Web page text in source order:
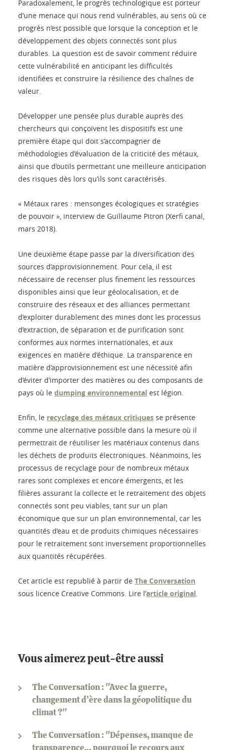
Paradoxalement, le progrès technologique est porteur
d’une menace qui nous rend vulnérables, au sens où ce
progrès n’est possible que lorsque la conception et le
développement des objets connectés sont plus
durables. La question est de savoir comment réduire
cette vulnérabilité en anticipant les difficultés
identifiées et construire la résilience des chaînes de
valeur.
Développer une pensée plus durable auprès des
chercheurs qui conçoivent les dispositifs est une
première étape qui doit s’accompagner de
méthodologies d’évaluation de la criticité des métaux,
ainsi que d’outils permettant une meilleure anticipation
des risques dès lors qu’ils sont caractérisés.
« Métaux rares : mensonges écologiques et stratégies
de pouvoir », interview de Guillaume Pitron (Xerfi canal,
mars 2018).
Une deuxième étape passe par la diversification des
sources d’approvisionnement. Pour cela, il est
nécessaire de recenser plus finement les ressources
disponibles ainsi que leur géolocalisation, et de
construire des réseaux et des alliances permettant
d’exploiter durablement des mines dont les processus
d’extraction, de séparation et de purification sont
conformes aux normes internationales, et aux
exigences en matière d’éthique. La transparence en
matière d’approvisionnement est une nécessité afin
d’éviter d’importer des matières ou des composants de
pays où le dumping environnemental est légion.
Enfin, le recyclage des métaux critiques se présente
comme une alternative possible dans la mesure où il
permettrait de réutiliser les matériaux contenus dans
les déchets de produits électroniques. Néanmoins, les
processus de recyclage pour de nombreux métaux
rares sont complexes et encore émergents, et les
filières assurant la collecte et le retraitement des objets
connectés sont peu viables, tant sur un plan
économique que sur un plan environnemental, car les
quantités d’eau et de produits chimiques nécessaires
pour le retraitement sont inversement proportionnelles
aux quantités récupérées.
Cet article est republié à partir de The Conversation
sous licence Creative Commons. Lire l’article original.
Vous aimerez peut-être aussi
The Conversation : "Avec la guerre,
changement d’ère dans la géopolitique du
climat ?"
The Conversation : "Dépenses, manque de
transparence… pourquoi le recours aux